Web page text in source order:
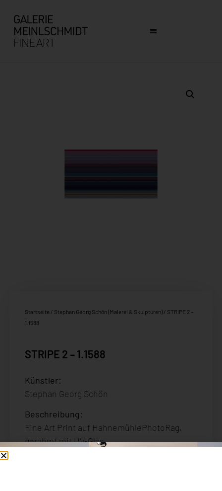
Startseite / Stephan Georg Schön (Malerei & Skulpturen) / STRIPE 2 –
1.1588
STRIPE 2 – 1.1588
Künstler:
Stephan Georg Schön
Beschreibung:
Fine Art Print auf HahnemühlePhotoRag,
gerahmt mit UV-Glas